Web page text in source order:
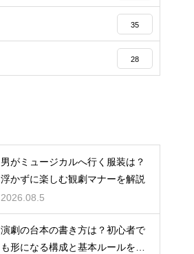
35
28
男がミュージカルへ行く服装は？
浮かずに楽しむ観劇マナーを解説
2026.08.5
演劇の台本の書き方は？初心者で
も形になる構成と基本ルールを解